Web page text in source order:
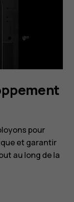
pour
et garantir
au long de la